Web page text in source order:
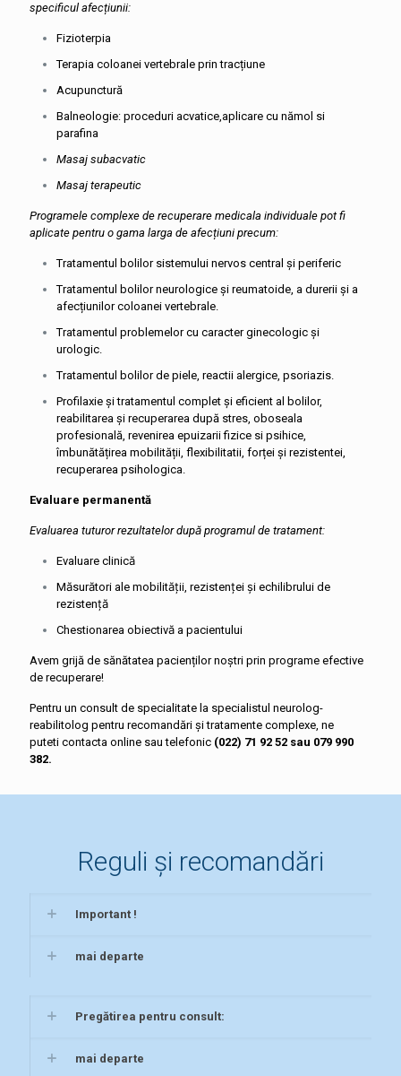
specificul afecțiunii:
Fizioterpia
Terapia coloanei vertebrale prin tracțiune
Acupunctură
Balneologie: proceduri acvatice,aplicare cu nămol si
parafina
Masaj subacvatic
Masaj terapeutic
Programele complexe de recuperare medicala individuale pot fi
aplicate pentru o gama larga de afecțiuni precum:
Tratamentul bolilor sistemului nervos central și periferic
Tratamentul bolilor neurologice și reumatoide, a durerii și a
afecțiunilor coloanei vertebrale.
Tratamentul problemelor cu caracter ginecologic și
urologic.
Tratamentul bolilor de piele, reactii alergice, psoriazis.
Profilaxie și tratamentul complet și eficient al bolilor,
reabilitarea și recuperarea după stres, oboseala
profesională, revenirea epuizarii fizice si psihice,
îmbunătățirea mobilității, flexibilitatii, forței și rezistentei,
recuperarea psihologica.
Evaluare permanentă
Evaluarea tuturor rezultatelor după programul de tratament:
Evaluare clinică
Măsurători ale mobilității, rezistenței și echilibrului de
rezistență
Chestionarea obiectivă a pacientului
Avem grijă de sănătatea pacienților noștri prin programe efective
de recuperare!
Pentru un consult de specialitate la specialistul neurolog-
reabilitolog pentru recomandări și tratamente complexe, ne
puteti contacta online sau telefonic (022) 71 92 52 sau 079 990
382.
Reguli și recomandări
Important !
mai departe
Pregătirea pentru consult:
mai departe